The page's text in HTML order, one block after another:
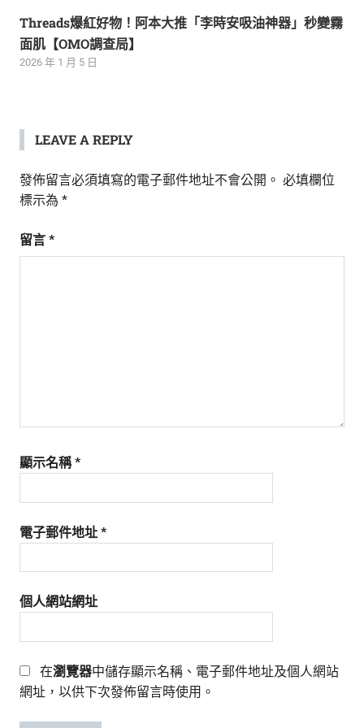
Threads爆紅好物！阿本大推「李時安吸油神器」秒變霧
面肌【OMO調查局】
2026 年 1 月 5 日
LEAVE A REPLY
發佈留言必須填寫的電子郵件地址不會公開。 必填欄位
標示為 *
留言 *
顯示名稱*
電子郵件地址 *
個人網站網址
在瀏覽器中儲存顯示名稱、電子郵件地址及個人網站
網址，以供下次發佈留言時使用。